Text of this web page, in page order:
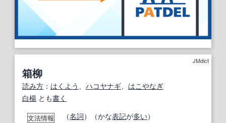
JMdict
箱柳
読み方 ： はくよう ハコヤナギ
はこやなぎ
白楊 とも書く
文法情報 （名詞）（かな表記が多い）